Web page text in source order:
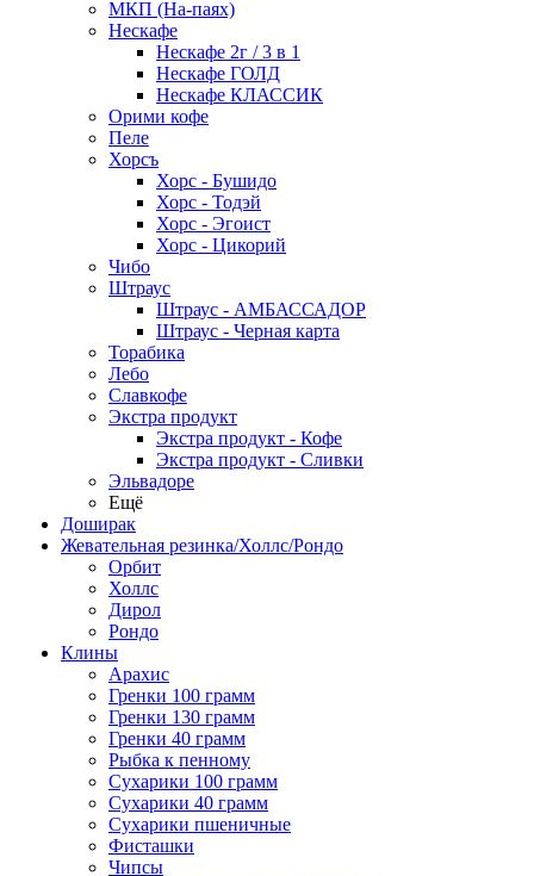
МКП (На-паях)
Нескафе
Нескафе 2г / 3 в 1
Нескафе ГОЛД
Нескафе КЛАССИК
Орими кофе
Пеле
Хорсъ
Хорс - Бушидо
Хорс - Тодэй
Хорс - Эгоист
Хорс - Цикорий
Чибо
Штраус
Штраус - АМБАССАДОР
Штраус - Черная карта
Торабика
Лебо
Славкофе
Экстра продукт
Экстра продукт - Кофе
Экстра продукт - Сливки
Эльвадоре
Ещё
Доширак
Жевательная резинка/Холлс/Рондо
Орбит
Холлс
Дирол
Рондо
Клины
Арахис
Гренки 100 грамм
Гренки 130 грамм
Гренки 40 грамм
Рыбка к пенному
Сухарики 100 грамм
Сухарики 40 грамм
Сухарики пшеничные
Фисташки
Чипсы